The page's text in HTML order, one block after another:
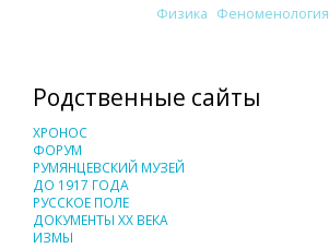
Физика Феноменология
Родственные сайты
ХРОНОС
ФОРУМ
РУМЯНЦЕВСКИЙ МУЗЕЙ
ДО 1917 ГОДА
РУССКОЕ ПОЛЕ
ДОКУМЕНТЫ XX ВЕКА
ИЗМЫ